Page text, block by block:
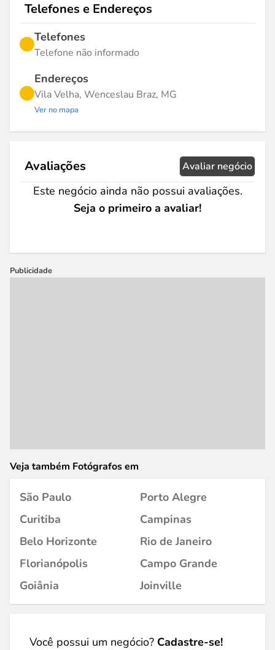
Telefones e Endereços
Telefones
Telefone não informado
Endereços
Vila Velha, Wenceslau Braz, MG
Ver no mapa
Avaliações Avaliar negócio
Este negócio ainda não possui avaliações.
Seja o primeiro a avaliar!
Publicidade
Veja também Fotógrafos em
São Paulo
Porto Alegre
Curitiba
Campinas
Belo Horizonte
Rio de Janeiro
Florianópolis
Campo Grande
Goiânia
Joinville
Você possui um negócio? Cadastre-se!